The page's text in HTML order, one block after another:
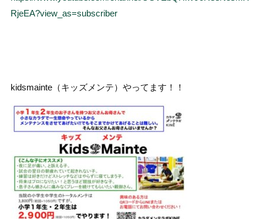
RjeEA?view_as=subscriber
kidsmainte（キッズメンテ）やってます！！